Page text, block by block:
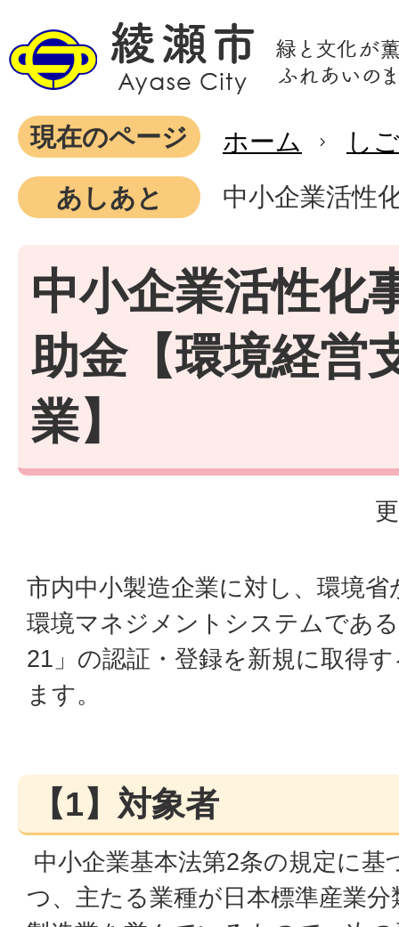
現在のページ ホーム
し
あしあと
中小企業活性
中小企業活性化
助金【環境経営
業】
市内中小製造企業に対し、環境
環境マネジメントシステムであ
21」の認証・登録を新規に取得
ます。
【1】対象者
中小企業基本法第2条の規定に基
つ、主たる業種が日本標準産業